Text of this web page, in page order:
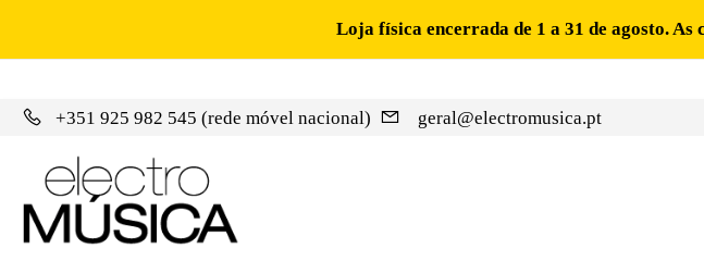
Loja física encerrada de 1 a 31 de agosto.
+351 925 982 545 (rede móvel nacional) geral@electromusica.pt